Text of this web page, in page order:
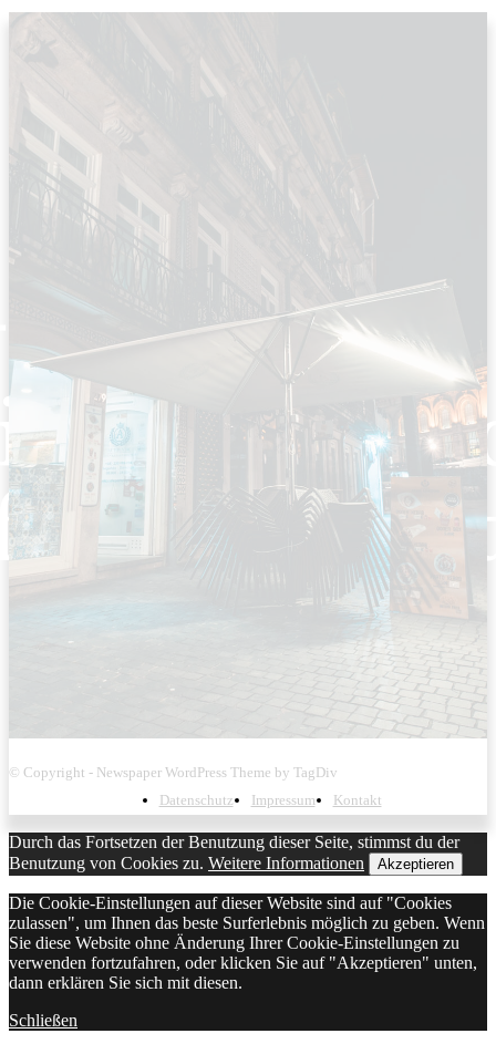
© Copyright - Newspaper WordPress Theme by TagDiv
Datenschutz
Impressum Kontakt
Durch das Fortsetzen der Benutzung dieser Seite, stimmst du der
Benutzung von Cookies zu. Weitere Informationen Akzeptieren
Die Cookie-Einstellungen auf dieser Website sind auf "Cookies
zulassen", um Ihnen das beste Surferlebnis möglich zu geben. Wenn
Sie diese Website ohne Änderung Ihrer Cookie-Einstellungen zu
verwenden fortzufahren, oder klicken Sie auf "Akzeptieren" unten,
dann erklären Sie sich mit diesen.
Schließen